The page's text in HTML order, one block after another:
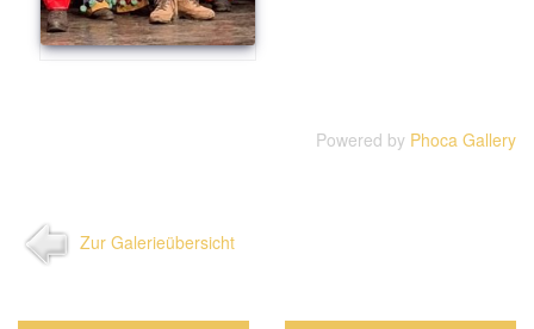
Powered by Phoca Gallery
Zur Galerieübersicht